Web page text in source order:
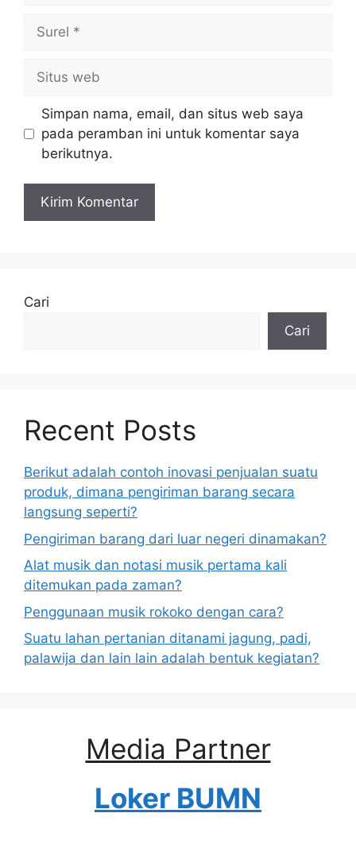
web
Simpan nama, email, dan situs web saya
pada peramban ini untuk komentar saya
berikutnya.
Cari
Cari
Recent Posts
Berikut adalah contoh inovasi penjualan suatu
produk, dimana pengiriman barang secara
langsung seperti?
Pengiriman barang dari luar negeri dinamakan?
Alat musik dan notasi musik pertama kali
ditemukan pada zaman?
Penggunaan musik rokoko dengan cara?
Suatu lahan pertanian ditanami jagung, padi,
palawija dan lain lain adalah bentuk kegiatan?
Media Partner
Loker BUMN